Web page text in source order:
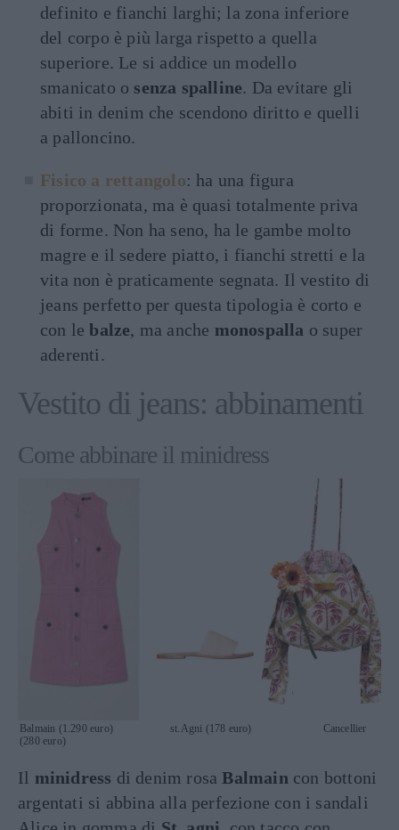
definito e fianchi larghi; la zona inferiore
del corpo è più larga rispetto a quella
superiore. Le si addice un modello
smanicato o senza spalline. Da evitare gli
abiti in denim che scendono diritto e quelli
a palloncino.
Fisico a rettangolo: ha una figura
proporzionata, ma è quasi totalmente priva
di forme. Non ha seno, ha le gambe molto
magre e il sedere piatto, i fianchi stretti e la
vita non è praticamente segnata. Il vestito di
jeans perfetto per questa tipologia è corto e
con lebalze, ma anche monospalla o super
aderenti.
Vestito di jeans: abbinamenti
Come abbinare il minidress
Balmain (1.290 euro) st.Agni (178 euro) Cancellier
(280 euro)
Il minidress di denim rosaBalmain con bottoni
argentati si abbina alla perfezione con i sandali